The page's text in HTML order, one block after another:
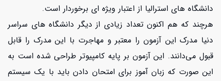
دانشگاه های استرالیا از اعتبار ویژه ای برخوردار است.
هرچند که هم اکنون تعداد زیادی از دیگر دانشگاه های سراسر
دنیا مدرک این آزمون را معتبر و مهاجرت با این مدرک را قابل
قبول می‌دانند. این آزمون بر پایه کامپیوتر طراحی شده است به
این صورت که زبان آموز برای امتحان دادن باید با یک سیستم